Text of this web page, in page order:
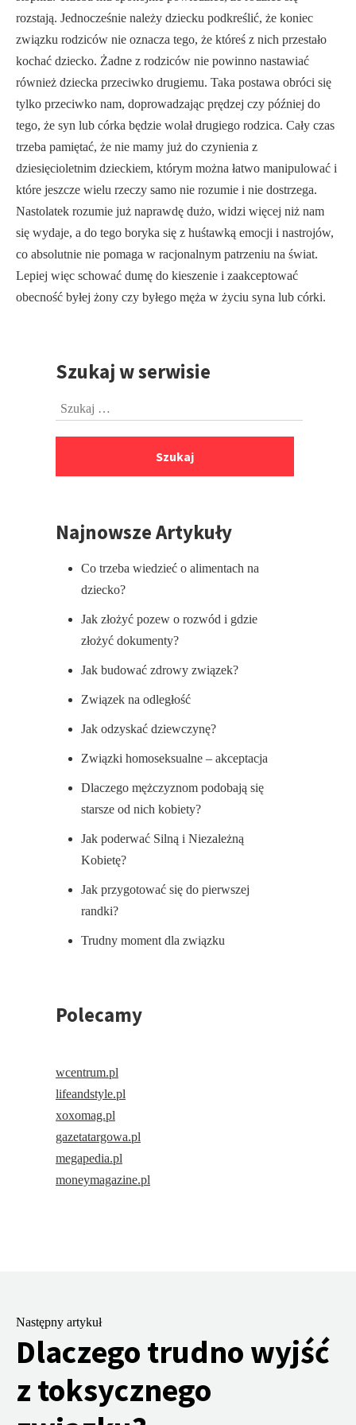
rozstają. Jednocześnie należy dziecku podkreślić, że koniec
związku rodziców nie oznacza tego, że któreś z nich przestało
kochać dziecko. Żadne z rodziców nie powinno nastawiać
również dziecka przeciwko drugiemu. Taka postawa obróci się
tylko przeciwko nam, doprowadzając prędzej czy później do
tego, że syn lub córka będzie wolał drugiego rodzica. Cały czas
trzeba pamiętać, że nie mamy już do czynienia z
dziesięcioletnim dzieckiem, którym można łatwo manipulować i
które jeszcze wielu rzeczy samo nie rozumie i nie dostrzega.
Nastolatek rozumie już naprawdę dużo, widzi więcej niż nam
się wydaje, a do tego boryka się z huśtawką emocji i nastrojów,
co absolutnie nie pomaga w racjonalnym patrzeniu na świat.
Lepiej więc schować dumę do kieszenie i zaakceptować
obecność byłej żony czy byłego męża w życiu syna lub córki.
PrzejdźSzukaj w serwisie
Szukaj:
Najnowsze Artykuły
Co trzeba wiedzieć o alimentach na
dziecko?
Jak złożyć pozew o rozwód i gdzie
złożyć dokumenty?
Jak budować zdrowy związek?
Związek na odległość
Jak odzyskać dziewczynę?
Związki homoseksualne – akceptacja
Dlaczego mężczyznom podobają się
starsze od nich kobiety?
Jak poderwać Silną i Niezależną
Kobietę?
Jak przygotować się do pierwszej
randki?
Trudny moment dla związku
Polecamy
wcentrum.pl
lifeandstyle.pl
xoxomag.pl
gazetatargowa.pl
megapedia.pl
moneymagazine.pl
Następny artykuł
Dlaczego trudno wyjść
z toksycznego